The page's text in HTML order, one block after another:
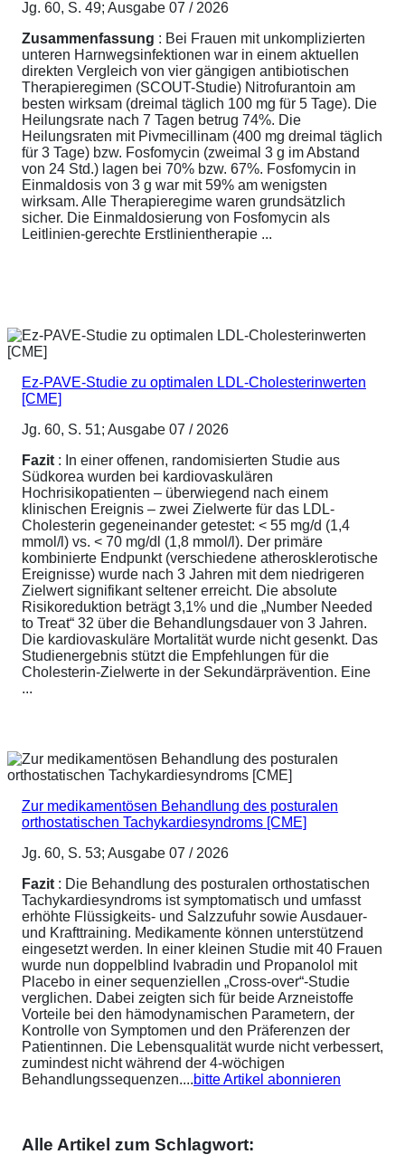
Jg. 60, S. 49; Ausgabe 07 / 2026
Zusammenfassung : Bei Frauen mit unkomplizierten
unteren Harnwegsinfektionen war in einem aktuellen
direkten Vergleich von vier gängigen antibiotischen
Therapieregimen (SCOUT-Studie) Nitrofurantoin am
besten wirksam (dreimal täglich 100 mg für 5 Tage). Die
Heilungsrate nach 7 Tagen betrug 74%. Die
Heilungsraten mit Pivmecillinam (400 mg dreimal täglich
für 3 Tage) bzw. Fosfomycin (zweimal 3 g im Abstand
von 24 Std.) lagen bei 70% bzw. 67%. Fosfomycin in
Einmaldosis von 3 g war mit 59% am wenigsten
wirksam. Alle Therapieregime waren grundsätzlich
sicher. Die Einmaldosierung von Fosfomycin als
Leitlinien-gerechte Erstlinientherapie ...
Ez-PAVE-Studie zu optimalen LDL-Cholesterinwerten
[CME]
Jg. 60, S. 51; Ausgabe 07 / 2026
Fazit : In einer offenen, randomisierten Studie aus
Südkorea wurden bei kardiovaskulären
Hochrisikopatienten – überwiegend nach einem
klinischen Ereignis – zwei Zielwerte für das LDL-
Cholesterin gegeneinander getestet: < 55 mg/d (1,4
mmol/l) vs. < 70 mg/dl (1,8 mmol/l). Der primäre
kombinierte Endpunkt (verschiedene atherosklerotische
Ereignisse) wurde nach 3 Jahren mit dem niedrigeren
Zielwert signifikant seltener erreicht. Die absolute
Risikoreduktion beträgt 3,1% und die „Number Needed
to Treat“ 32 über die Behandlungsdauer von 3 Jahren.
Die kardiovaskuläre Mortalität wurde nicht gesenkt. Das
Studienergebnis stützt die Empfehlungen für die
Cholesterin-Zielwerte in der Sekundärprävention. Eine
...
Zur medikamentösen Behandlung des posturalen
orthostatischen Tachykardiesyndroms [CME]
Jg. 60, S. 53; Ausgabe 07 / 2026
Fazit : Die Behandlung des posturalen orthostatischen
Tachykardiesyndroms ist symptomatisch und umfasst
erhöhte Flüssigkeits- und Salzzufuhr sowie Ausdauer-
und Krafttraining. Medikamente können unterstützend
eingesetzt werden. In einer kleinen Studie mit 40 Frauen
wurde nun doppelblind Ivabradin und Propanolol mit
Placebo in einer sequenziellen „Cross-over“-Studie
verglichen. Dabei zeigten sich für beide Arzneistoffe
Vorteile bei den hämodynamischen Parametern, der
Kontrolle von Symptomen und den Präferenzen der
Patientinnen. Die Lebensqualität wurde nicht verbessert,
zumindest nicht während der 4-wöchigen
Behandlungssequenzen....bitte Artikel abonnieren
Alle Artikel zum Schlagwort: